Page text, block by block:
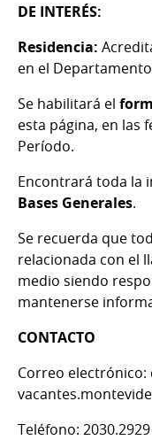
DE INTERÉS:
Residencia:
en el
Se habilitará el
esta página, en las
Período.
Encontrará toda la
Bases Generales.
Se recuerda que
relacionada con el
medio siendo
mantenerse
CONTACTO
Correo
Teléfono: